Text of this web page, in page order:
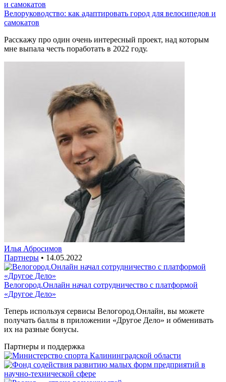
Велоруководство: как адаптировать город для велосипедов и
самокатов
Расскажу про один очень интересный проект, над которым
мне выпала честь поработать в 2022 году.
Илья Абросимов
Партнеры • 14.05.2022
Велогород.Онлайн начал сотрудничество с платформой
«Другое Дело»
Теперь используя сервисы Велогород.Онлайн, вы можете
получать баллы в приложении «Другое Дело» и обменивать
их на разные бонусы.
Партнеры и поддержка